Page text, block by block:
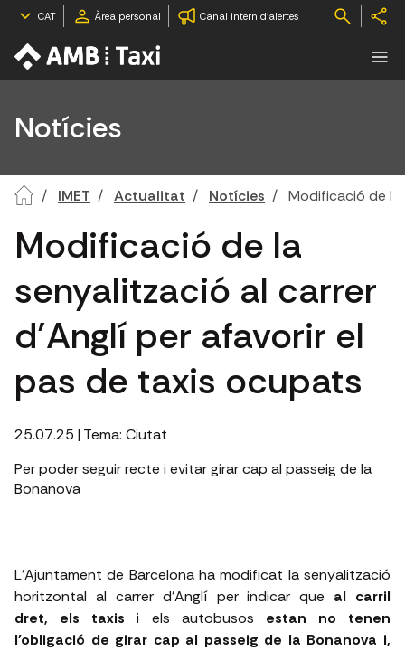
CAT Àrea personal Canal intern d'alertes
Notícies
IMET Actualitat Notícies Modificació de la
Modificació de la
senyalització al carrer
d’Anglí per afavorir el
pas de taxis ocupats
25.07.25 | Tema: Ciutat
Per poder seguir recte i evitar girar cap al passeig de la
Bonanova
L'Ajuntament de Barcelona ha modificat la senyalització
horitzontal al carrer d’Anglí per indicar que al carril
dret, els taxis i els autobusos estan no tenen
l'obligació de girar cap al passeig de la Bonanova i,